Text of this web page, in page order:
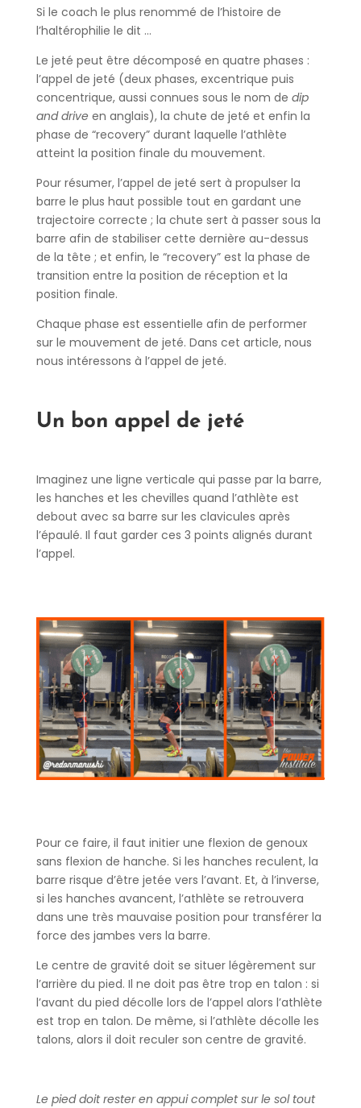
Si le coach le plus renommé de l’histoire de
l’haltérophilie le dit …
Le jeté peut être décomposé en quatre phases :
l’appel de jeté (deux phases, excentrique puis
concentrique, aussi connues sous le nom de dip
and drive en anglais), la chute de jeté et enfin la
phase de “recovery” durant laquelle l’athlète
atteint la position finale du mouvement.
Pour résumer, l’appel de jeté sert à propulser la
barre le plus haut possible tout en gardant une
trajectoire correcte ; la chute sert à passer sous la
barre afin de stabiliser cette dernière au-dessus
de la tête ; et enfin, le “recovery” est la phase de
transition entre la position de réception et la
position finale.
Chaque phase est essentielle afin de performer
sur le mouvement de jeté. Dans cet article, nous
nous intéressons à l’appel de jeté.
Un bon appel de jeté
Imaginez une ligne verticale qui passe par la barre,
les hanches et les chevilles quand l’athlète est
debout avec sa barre sur les clavicules après
l’épaulé. Il faut garder ces 3 points alignés durant
l’appel.
Pour ce faire, il faut initier une flexion de genoux
sans flexion de hanche. Si les hanches reculent, la
barre risque d’être jetée vers l’avant. Et, à l’inverse,
si les hanches avancent, l’athlète se retrouvera
dans une très mauvaise position pour transférer la
force des jambes vers la barre.
Le centre de gravité doit se situer légèrement sur
l’arrière du pied. Il ne doit pas être trop en talon : si
l’avant du pied décolle lors de l’appel alors l’athlète
est trop en talon. De même, si l’athlète décolle les
talons, alors il doit reculer son centre de gravité.
Le pied doit rester en appui complet sur le sol tout